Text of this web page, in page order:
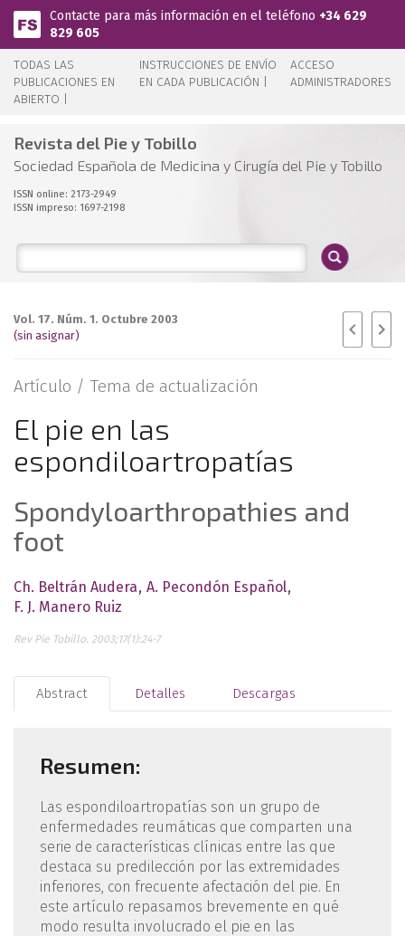
Pasar al contenido principal
Contacte para más información en el teléfono +34 629
829 605
TODAS LAS
PUBLICACIONES EN
ABIERTO |
INSTRUCCIONES DE ENVÍO
EN CADA PUBLICACIÓN |
ACCESO
ADMINISTRADORES
Revista del Pie y Tobillo
Sociedad Española de Medicina y Cirugía del Pie y Tobillo
ISSN online: 2173-2949
ISSN impreso: 1697-2198
Vol. 17. Núm. 1. Octubre 2003
(sin asignar)
Artículo / Tema de actualización
El pie en las
espondiloartropatías
Spondyloarthropathies and
foot
Ch. Beltrán Audera A. Pecondón Español
F. J. Manero Ruiz
Rev Pie Tobillo. 2003;17(1):24-7
Abstract Detalles Descargas
Resumen:
Las espondiloartropatías son un grupo de
enfermedades reumáticas que comparten una
serie de características clínicas entre las que
destaca su predilección por las extremidades
inferiores, con frecuente afectación del pie. En
este artículo repasamos brevemente en qué
modo resulta involucrado el pie en las